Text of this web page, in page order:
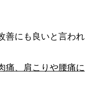
善にも良いと言われ
痛、肩こりや腰痛に